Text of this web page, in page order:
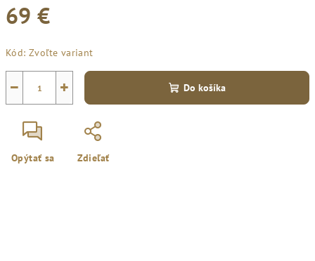
69 €
cena:
Kód: Zvoľte variant
+
− Do košíka
Opýtať sa Zdieľať